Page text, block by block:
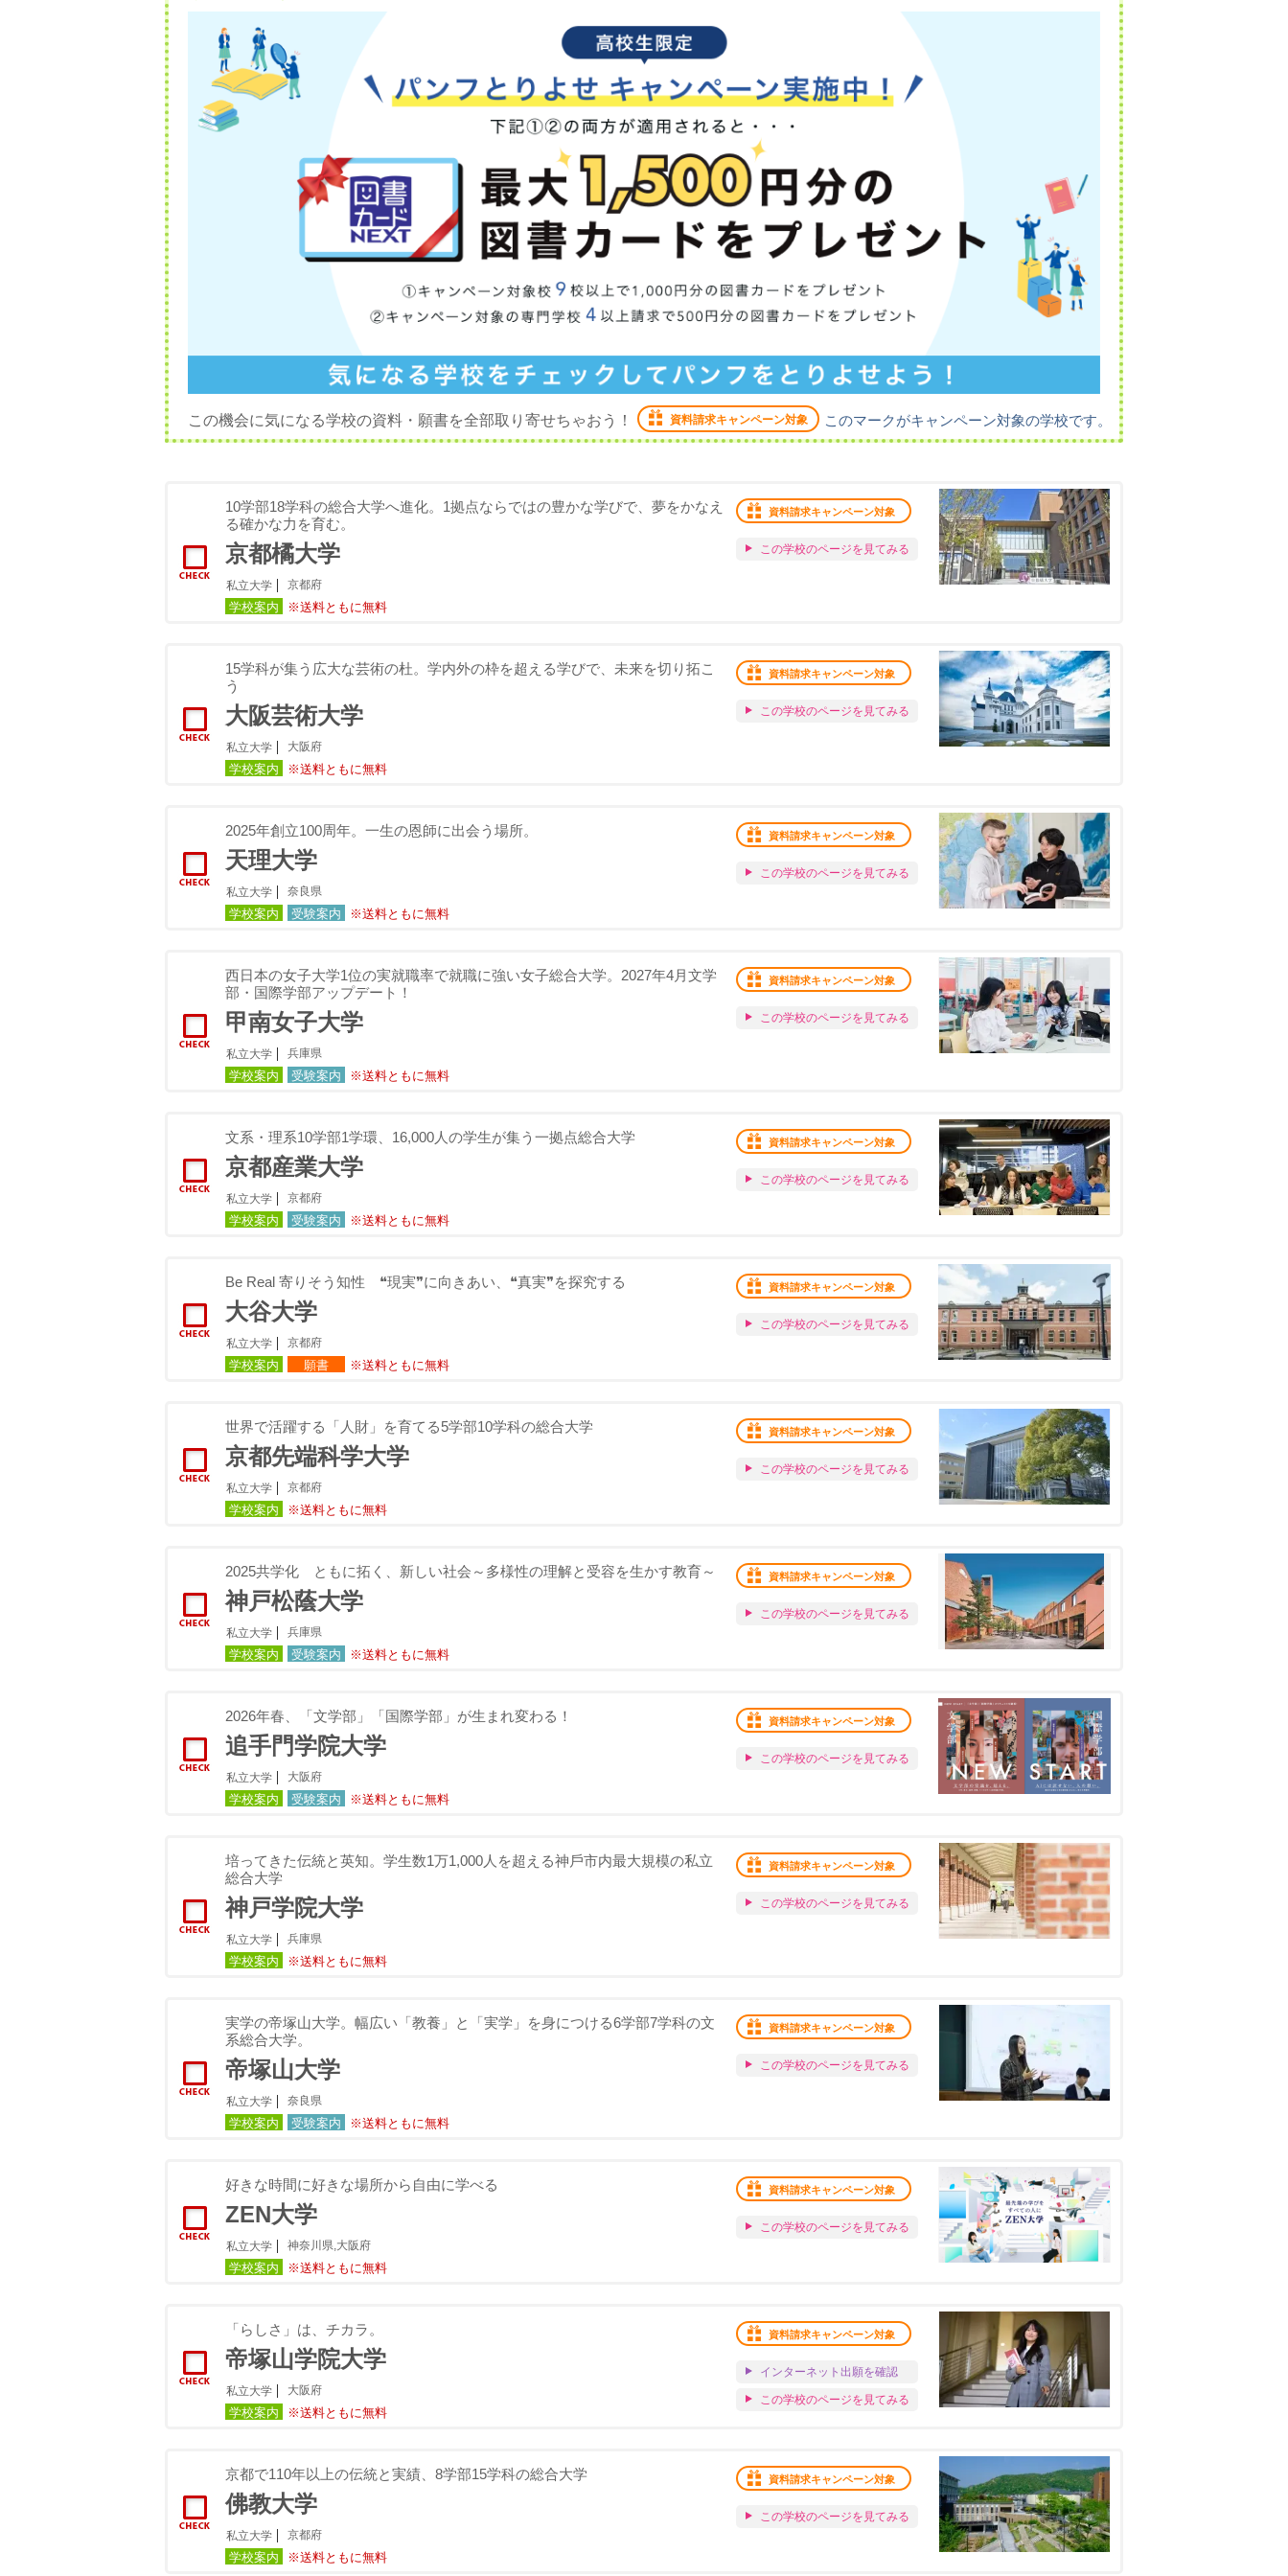
この機会に気になる学校の資料・願書を全部取り寄せちゃおう！ 資料請求キャンペーン対象 このマークがキャンペーン対象の学校です。
10学部18学科の総合大学へ進化。1拠点ならではの豊かな学びで、夢をかなえ
る確かな力を育む。
京都橘大学
私立大学 京都府
学校案内 ※送料ともに無料
資料請求キャンペーン対象
この学校のページを見てみる
15学科が集う広大な芸術の杜。学内外の枠を超える学びで、未来を切り拓こ
う
大阪芸術大学
私立大学 大阪府
学校案内 ※送料ともに無料
資料請求キャンペーン対象
この学校のページを見てみる
2025年創立100周年。一生の恩師に出会う場所。
天理大学
私立大学 奈良県
学校案内 受験案内 ※送料ともに無料
資料請求キャンペーン対象
この学校のページを見てみる
西日本の女子大学1位の実就職率で就職に強い女子総合大学。2027年4月文学
部・国際学部アップデート！
甲南女子大学
私立大学 兵庫県
学校案内 受験案内 ※送料ともに無料
資料請求キャンペーン対象
この学校のページを見てみる
文系・理系10学部1学環、16,000人の学生が集う一拠点総合大学
京都産業大学
私立大学 京都府
学校案内 受験案内 ※送料ともに無料
資料請求キャンペーン対象
この学校のページを見てみる
Be Real 寄りそう知性 ❝現実❞に向きあい、❝真実❞を探究する
大谷大学
私立大学 京都府
学校案内 願書 ※送料ともに無料
資料請求キャンペーン対象
この学校のページを見てみる
世界で活躍する「人財」を育てる5学部10学科の総合大学
京都先端科学大学
私立大学 京都府
学校案内 ※送料ともに無料
資料請求キャンペーン対象
この学校のページを見てみる
2025共学化 ともに拓く、新しい社会～多様性の理解と受容を生かす教育～
神戸松蔭大学
私立大学 兵庫県
学校案内 受験案内 ※送料ともに無料
資料請求キャンペーン対象
この学校のページを見てみる
2026年春、「文学部」「国際学部」が生まれ変わる！
追手門学院大学
私立大学 大阪府
学校案内 受験案内 ※送料ともに無料
資料請求キャンペーン対象
この学校のページを見てみる
培ってきた伝統と英知。学⽣数1万1,000⼈を超える神⼾市内最⼤規模の私立
総合⼤学
神戸学院大学
私立大学 兵庫県
学校案内 ※送料ともに無料
資料請求キャンペーン対象
この学校のページを見てみる
実学の帝塚山大学。幅広い「教養」と「実学」を身につける6学部7学科の文
系総合大学。
帝塚山大学
私立大学 奈良県
学校案内 受験案内 ※送料ともに無料
資料請求キャンペーン対象
この学校のページを見てみる
好きな時間に好きな場所から自由に学べる
ZEN大学
私立大学 神奈川県,大阪府
学校案内 ※送料ともに無料
資料請求キャンペーン対象
この学校のページを見てみる
「らしさ」は、チカラ。
帝塚山学院大学
私立大学 大阪府
学校案内 ※送料ともに無料
資料請求キャンペーン対象
インターネット出願を確認
この学校のページを見てみる
京都で110年以上の伝統と実績、8学部15学科の総合大学
佛教大学
私立大学 京都府
学校案内 ※送料ともに無料
資料請求キャンペーン対象
この学校のページを見てみる